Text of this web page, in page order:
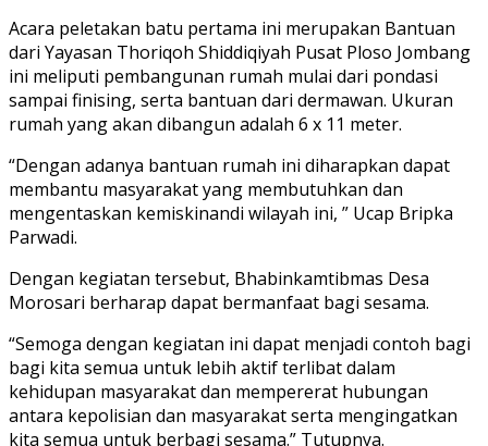
Acara peletakan batu pertama ini merupakan Bantuan
dari Yayasan Thoriqoh Shiddiqiyah Pusat Ploso Jombang
ini meliputi pembangunan rumah mulai dari pondasi
sampai finising, serta bantuan dari dermawan. Ukuran
rumah yang akan dibangun adalah 6 x 11 meter.
“Dengan adanya bantuan rumah ini diharapkan dapat
membantu masyarakat yang membutuhkan dan
mengentaskan kemiskinandi wilayah ini, ” Ucap Bripka
Parwadi.
Dengan kegiatan tersebut, Bhabinkamtibmas Desa
Morosari berharap dapat bermanfaat bagi sesama.
“Semoga dengan kegiatan ini dapat menjadi contoh bagi
bagi kita semua untuk lebih aktif terlibat dalam
kehidupan masyarakat dan mempererat hubungan
antara kepolisian dan masyarakat serta mengingatkan
kita semua untuk berbagi sesama.” Tutupnya.